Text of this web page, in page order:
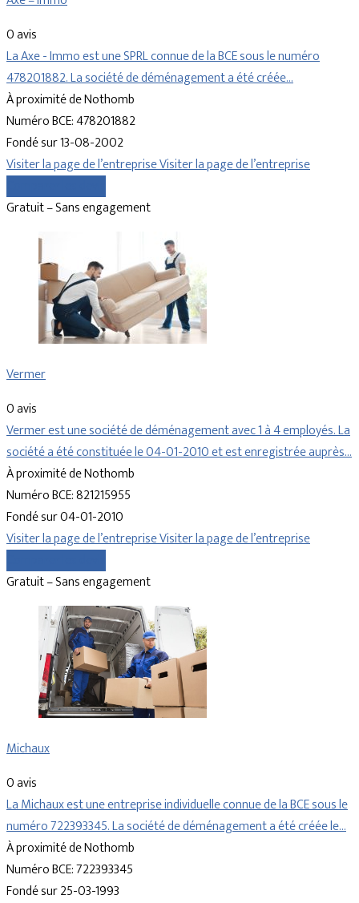
0 avis
La Axe - Immo est une SPRL connue de la BCE sous le numéro
478201882. La société de déménagement a été créée…
À proximité de Nothomb
Numéro BCE: 478201882
Fondé sur 13-08-2002
Visiter la page de l’entrepriseVisiter la page de l’entreprise
Gratuit – Sans engagement
Vermer
0 avis
Vermer est une société de déménagement avec 1 à 4 employés. La
société a été constituée le 04-01-2010 et est enregistrée auprès…
À proximité de Nothomb
Numéro BCE: 821215955
Fondé sur 04-01-2010
Visiter la page de l’entrepriseVisiter la page de l’entreprise
Gratuit – Sans engagement
Michaux
0 avis
La Michaux est une entreprise individuelle connue de la BCE sous le
numéro 722393345. La société de déménagement a été créée le…
À proximité de Nothomb
Numéro BCE: 722393345
Fondé sur 25-03-1993